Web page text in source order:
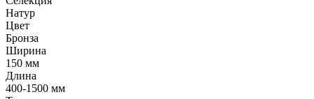
Натур
Цвет
Бронза
Ширина
150 мм
Длина
400-1500 мм